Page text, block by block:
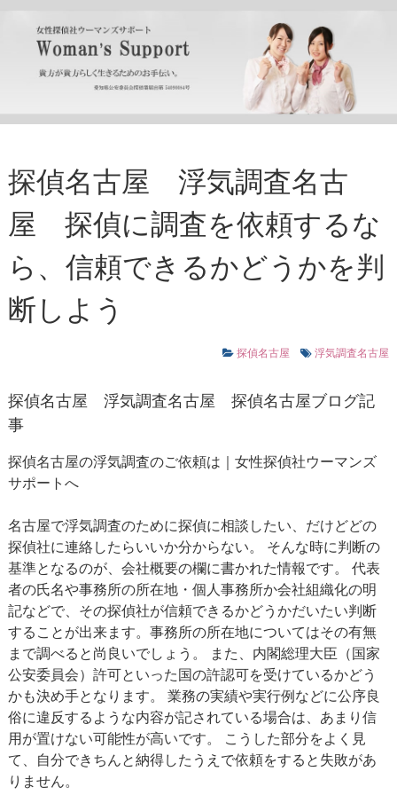
探偵名古屋 浮気調査名古
屋 探偵に調査を依頼するな
ら、信頼できるかどうかを判
断しよう
探偵名古屋 浮気調査名古屋
探偵名古屋 浮気調査名古屋 探偵名古屋ブログ記
事
探偵名古屋の浮気調査のご依頼は｜女性探偵社ウーマンズ
サポートへ
名古屋で浮気調査のために探偵に相談したい、だけどどの
探偵社に連絡したらいいか分からない。 そんな時に判断の
基準となるのが、会社概要の欄に書かれた情報です。 代表
者の氏名や事務所の所在地・個人事務所か会社組織化の明
記などで、その探偵社が信頼できるかどうかだいたい判断
することが出来ます。事務所の所在地についてはその有無
まで調べると尚良いでしょう。 また、内閣総理大臣（国家
公安委員会）許可といった国の許認可を受けているかどう
かも決め手となります。 業務の実績や実行例などに公序良
俗に違反するような内容が記されている場合は、あまり信
用が置けない可能性が高いです。 こうした部分をよく見
て、自分できちんと納得したうえで依頼をすると失敗があ
りません。